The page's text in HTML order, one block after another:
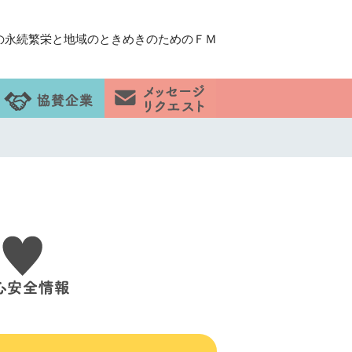
永続繁栄と地域のときめきのためのＦＭ